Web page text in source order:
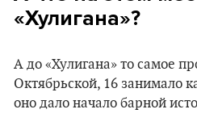
«‎Хулигана»?
А до «‎Хулигана» то самое
Октябрьской, 16 занимало
оно дало начало барной